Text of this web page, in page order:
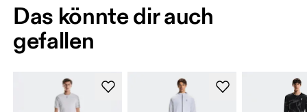
Das könnte dir auch
gefallen